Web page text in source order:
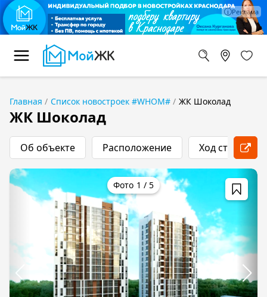
Главная Список новостроек #WHOM# ЖК Шоколад
ЖК Шоколад
Об объекте Расположение Ход
1 / 5